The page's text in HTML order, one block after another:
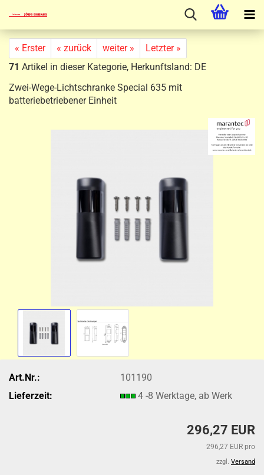
« Erster « zurück weiter »
Letzter »
71 Artikel in dieser Kategorie, Herkunftsland: DE
Zwei-Wege-Lichtschranke Special 635 mit
batteriebetriebener Einheit
Art.Nr.:
101190
Lieferzeit:
4 -8 Werktage, ab Werk
296,27 EUR
296,27 EUR pro
zzgl. Versand